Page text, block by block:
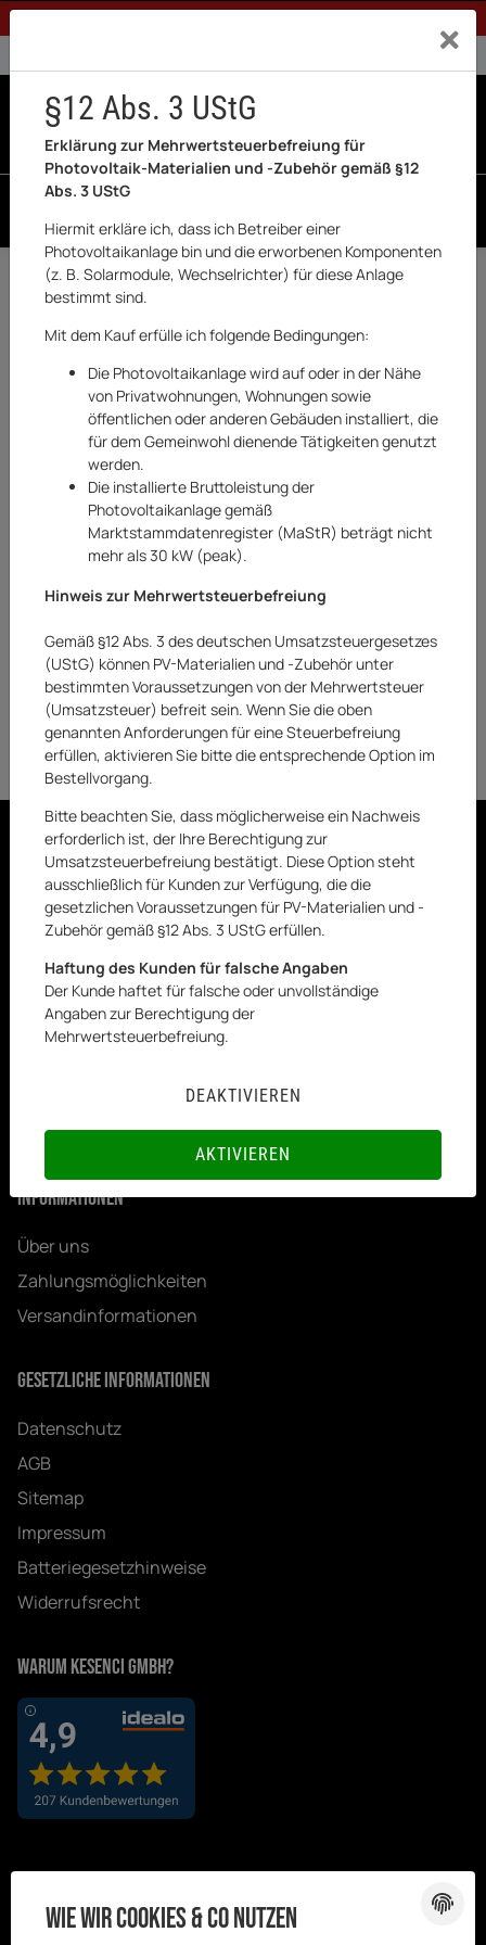
1% Rabatt bei Banküberweisung (Privatkunden)Exklusiv
Startseite
Leider wurde zu Ihrem Suchbegriff
nichts gefunden. Bitte geben Sie einen
anderen Suchbegriff ein.
Suchbegriff eingeben
WORX
FOLGEN
Kontakt
+ 49 (2562) 719 319
Königstraße 72, Gronau (Westfalen)
Informationen
Über uns
Zahlungsmöglichkeiten
Versandinformationen
Gesetzliche Informationen
Datenschutz
AGB
Sitemap
Impressum
Batteriegesetzhinweise
Widerrufsrecht
Warum Kesenci GmbH?
Wie wir Cookies & Co nutzen
§12 Abs. 3 UStG
Erklärung zur Mehrwertsteuerbefreiung für
Photovoltaik-Materialien und -Zubehör gemäß §12
Abs. 3 UStG
Hiermit erkläre ich, dass ich Betreiber einer
Photovoltaikanlage bin und die erworbenen Komponenten
(z. B. Solarmodule, Wechselrichter) für diese Anlage
bestimmt sind.
Mit dem Kauf erfülle ich folgende Bedingungen:
Die Photovoltaikanlage wird auf oder in der Nähe
von Privatwohnungen, Wohnungen sowie
öffentlichen oder anderen Gebäuden installiert, die
für dem Gemeinwohl dienende Tätigkeiten genutzt
werden.
Die installierte Bruttoleistung der
Photovoltaikanlage gemäß
Marktstammdatenregister (MaStR) beträgt nicht
mehr als 30 kW (peak).
Hinweis zur Mehrwertsteuerbefreiung
Gemäß §12 Abs. 3 des deutschen Umsatzsteuergesetzes
(UStG) können PV-Materialien und -Zubehör unter
bestimmten Voraussetzungen von der Mehrwertsteuer
(Umsatzsteuer) befreit sein. Wenn Sie die oben
genannten Anforderungen für eine Steuerbefreiung
erfüllen, aktivieren Sie bitte die entsprechende Option im
Bestellvorgang.
Bitte beachten Sie, dass möglicherweise ein Nachweis
erforderlich ist, der Ihre Berechtigung zur
Umsatzsteuerbefreiung bestätigt. Diese Option steht
ausschließlich für Kunden zur Verfügung, die die
gesetzlichen Voraussetzungen für PV-Materialien und -
Zubehör gemäß §12 Abs. 3 UStG erfüllen.
Haftung des Kunden für falsche Angaben
Der Kunde haftet für falsche oder unvollständige
Angaben zur Berechtigung der
Mehrwertsteuerbefreiung.
DEAKTIVIEREN
AKTIVIEREN